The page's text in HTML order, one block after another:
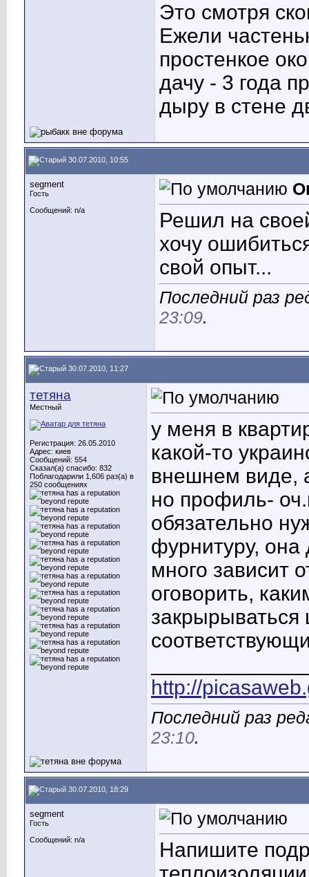
Это смотря
Ежели
простенкое
дачу - 3 года
дыру в стене
30.07.2010, 10:55
segment
Гость
Сообщений: n/a
Решил на
хочу
свой опыт...
Последний раз
23:09.
30.07.2010, 11:27
тетяна
Местный
Регистрация: 26.05.2010
Адрес: киев
Сообщений: 554
Сказал(а) спасибо: 832
Поблагодарили 1,606 раз(а) в
250 сообщениях
у меня в
какой-то
внешнем виде,
но профиль-
обязательно
фурнитуру,
много зависит
оговорить,
закрырываться
http://
Последний раз
23:10.
30.07.2010, 18:29
segment
Гость
Сообщений: n/a
Напишите